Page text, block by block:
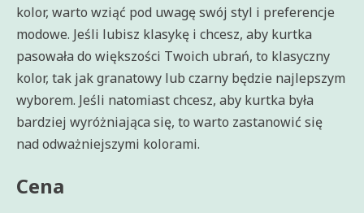
kolor, warto wziąć pod uwagę swój styl i preferencje
modowe. Jeśli lubisz klasykę i chcesz, aby kurtka
pasowała do większości Twoich ubrań, to klasyczny
kolor, tak jak granatowy lub czarny będzie najlepszym
wyborem. Jeśli natomiast chcesz, aby kurtka była
bardziej wyróżniająca się, to warto zastanowić się
nad odważniejszymi kolorami.
Cena